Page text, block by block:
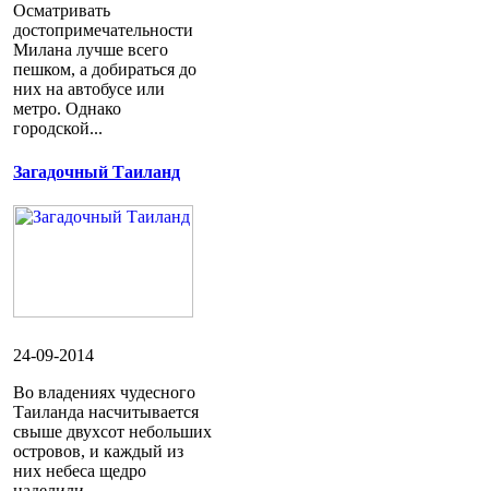
Осматривать
достопримечательности
Милана лучше всего
пешком, а добираться до
них на автобусе или
метро. Однако
городской...
Загадочный Таиланд
24-09-2014
Во владениях чудесного
Таиланда насчитывается
свыше двухсот небольших
островов, и каждый из
них небеса щедро